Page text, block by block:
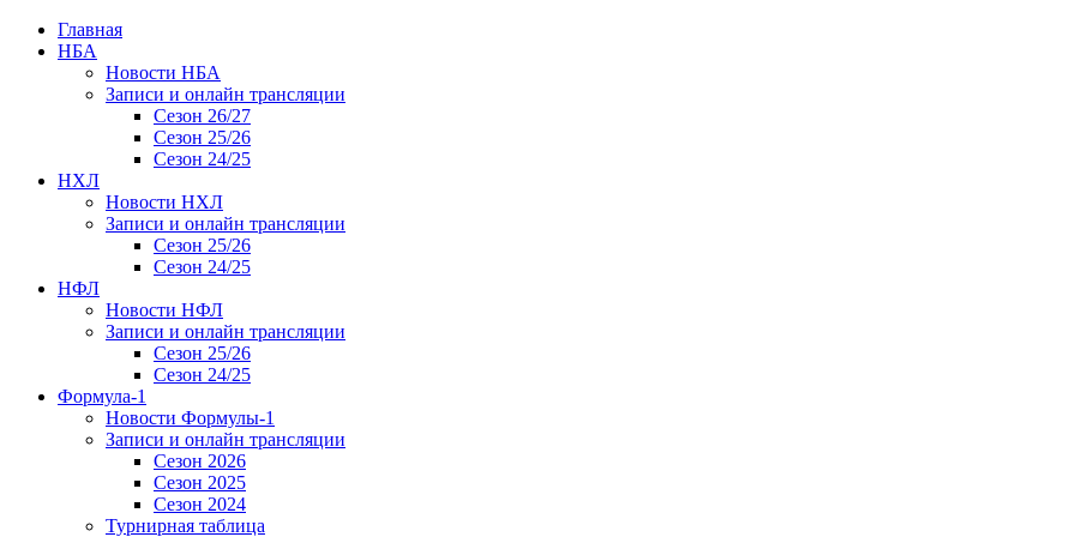
Главная
НБА
Новости НБА
Записи и онлайн трансляции
Сезон 26/27
Сезон 25/26
Сезон 24/25
НХЛ
Новости НХЛ
Записи и онлайн трансляции
Сезон 25/26
Сезон 24/25
НФЛ
Новости НФЛ
Записи и онлайн трансляции
Сезон 25/26
Сезон 24/25
Формула-1
Новости Формулы-1
Записи и онлайн трансляции
Сезон 2026
Сезон 2025
Сезон 2024
Турнирная таблица